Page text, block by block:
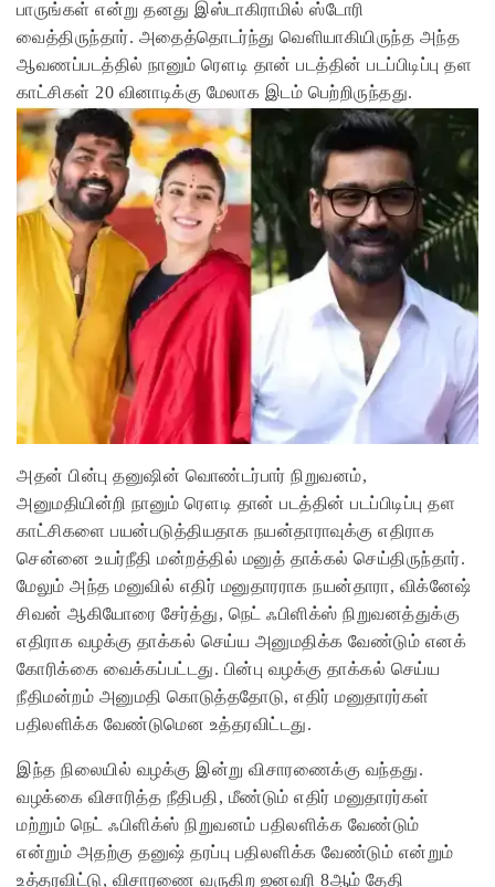
பாருங்கள் என்று தனது இஸ்டாகிராமில் ஸ்டோரி
வைத்திருந்தார். அதைத்தொடர்ந்து வெளியாகியிருந்த அந்த
ஆவணப்படத்தில் நானும் ரௌடி தான் படத்தின் படப்பிடிப்பு தள
காட்சிகள் 20 வினாடிக்கு மேலாக இடம் பெற்றிருந்தது.
அதன் பின்பு தனுஷின் வொண்டர்பார் நிறுவனம்,
அனுமதியின்றி நானும் ரௌடி தான் படத்தின் படப்பிடிப்பு தள
காட்சிகளை பயன்படுத்தியதாக நயன்தாராவுக்கு எதிராக
சென்னை உயர்நீதி மன்றத்தில் மனுத் தாக்கல் செய்திருந்தார்.
மேலும் அந்த மனுவில் எதிர் மனுதாரராக நயன்தாரா, விக்னேஷ்
சிவன் ஆகியோரை சேர்த்து, நெட் ஃபிளிக்ஸ் நிறுவனத்துக்கு
எதிராக வழக்கு தாக்கல் செய்ய அனுமதிக்க வேண்டும் எனக்
கோரிக்கை வைக்கப்பட்டது. பின்பு வழக்கு தாக்கல் செய்ய
நீதிமன்றம் அனுமதி கொடுத்ததோடு, எதிர் மனுதாரர்கள்
பதிலளிக்க வேண்டுமென உத்தரவிட்டது.
இந்த நிலையில் வழக்கு இன்று விசாரணைக்கு வந்தது.
வழக்கை விசாரித்த நீதிபதி, மீண்டும் எதிர் மனுதாரர்கள்
மற்றும் நெட் ஃபிளிக்ஸ் நிறுவனம் பதிலளிக்க வேண்டும்
என்றும் அதற்கு தனுஷ் தரப்பு பதிலளிக்க வேண்டும் என்றும்
உத்தரவிட்டு, விசாரணை வருகிற ஜனவரி 8ஆம் தேதி